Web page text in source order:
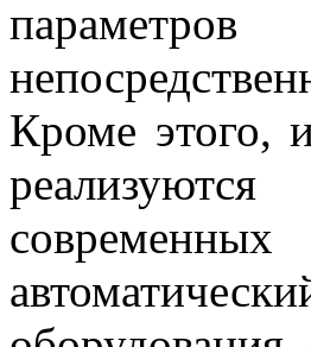
Кроме этого,